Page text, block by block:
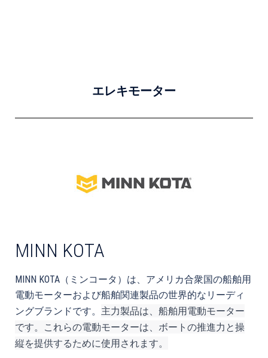
エレキモーター
MINN KOTA
MINN KOTA（ミンコータ）は、アメリカ合衆国の船舶用
電動モーターおよび船舶関連製品の世界的なリーディ
ングブランドです。 主力製品は、船舶用電動モーター
です。これらの電動モーターは、ボートの推進力と操
縦を提供するために使用されます。